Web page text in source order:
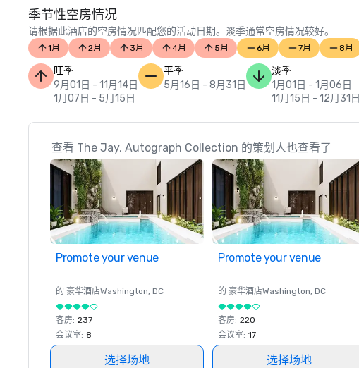
季节性空房情况
请根据此酒店的空房情况匹配您的活动日期。淡季通常空房情况较好。
1月 2月 3月 4月 5月 6月 7月 8月
旺季
9月01日 - 11月14日
1月07日 - 5月15日
平季
5月16日 - 8月31日
淡季
1月01日 - 1月06日
11月15日 - 12月31日
查看 The Jay, Autograph Collection 的策划人也查看了
Promote your venue
的 豪华酒店Washington, DC
客房: 237
会议室: 8
选择场地
Promote your venue
的 豪华酒店Washington, DC
客房: 220
会议室: 17
选择场地